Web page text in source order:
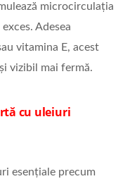
microcirculația
Adesea
vitamina E, acest
vizibil mai fermă.
cu uleiuri
esențiale precum